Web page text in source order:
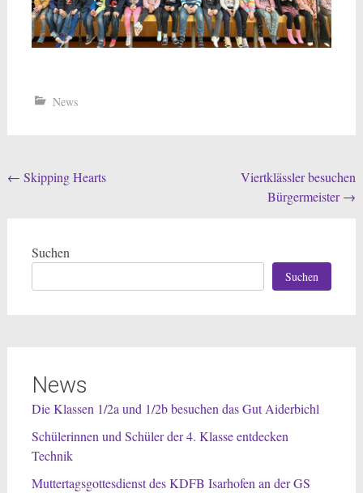
News
Beitragsnavigation
← Skipping Hearts
Viertklässler besuchen
Bürgermeister→
Suchen
Suchen
News
Die Klassen 1/2a und 1/2b besuchen das Gut Aiderbichl
Schülerinnen und Schüler der 4. Klasse entdecken
Technik
Muttertagsgottesdienst des KDFB Isarhofen an der GS